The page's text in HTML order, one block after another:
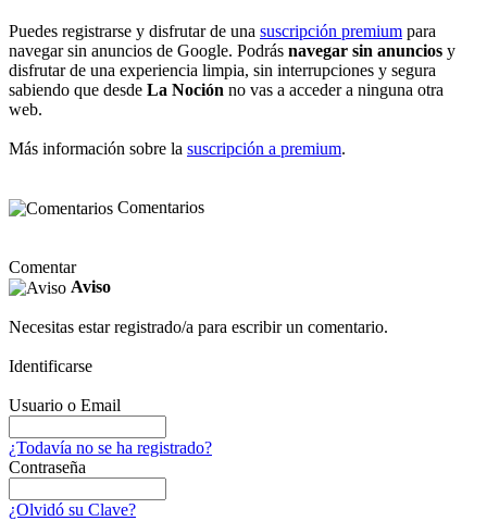
Puedes registrarse y disfrutar de una suscripción premium para
navegar sin anuncios de Google. Podrás navegar sin anuncios y
disfrutar de una experiencia limpia, sin interrupciones y segura
sabiendo que desde La Noción no vas a acceder a ninguna otra
web.
Más información sobre la suscripción a premium.
Comentarios
Comentar
Aviso
Necesitas estar registrado/a para escribir un comentario.
Identificarse
Usuario o Email
¿Todavía no se ha registrado?
Contraseña
¿Olvidó su Clave?